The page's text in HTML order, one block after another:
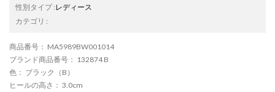
性別タイプ:レディース
カテゴリ :
商品番号 ： MA5989BW001014
ブランド商品番号 ： 132874 B
色 ： ブラック（B）
ヒールの高さ ： 3.0cm